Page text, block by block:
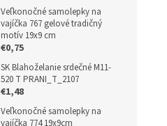
Veľkonočné samolepky na
vajíčka 767 gelové tradičný
motív 19x9 cm
€0,75
SK Blahoželanie srdečné M11-
520 T PRANI_T_2107
€1,48
Veľkonočné samolepky na
vajíčka 774 19x9cm